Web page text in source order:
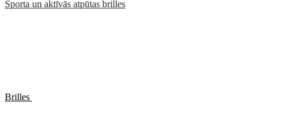
Sporta un aktīvās atpūtas brilles
Brilles